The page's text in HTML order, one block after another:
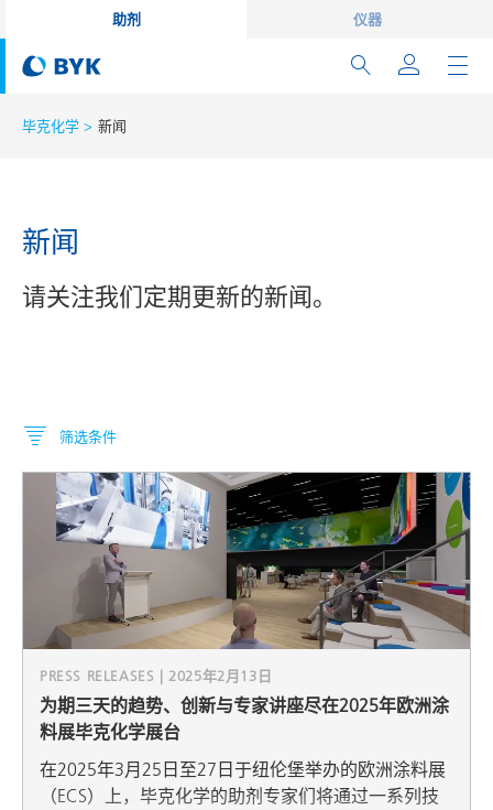
助剂 仪器
毕克化学 新闻
新闻
请关注我们定期更新的新闻。
筛选条件
PRESS RELEASES | 2025年2月13日
为期三天的趋势、创新与专家讲座尽在2025年欧洲涂
料展毕克化学展台
在2025年3月25日至27日于纽伦堡举办的欧洲涂料展
（ECS）上，毕克化学的助剂专家们将通过一系列技